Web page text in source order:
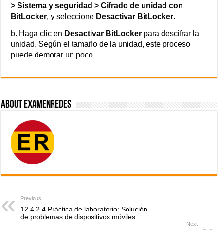
> Sistema y seguridad > Cifrado de unidad con
BitLocker, y seleccione Desactivar BitLocker.
b. Haga clic en Desactivar BitLocker para descifrar la
unidad. Según el tamaño de la unidad, este proceso
puede demorar un poco.
About ExamenRedes
Previous
12.4.2.4 Práctica de laboratorio: Solución
de problemas de dispositivos móviles
Next